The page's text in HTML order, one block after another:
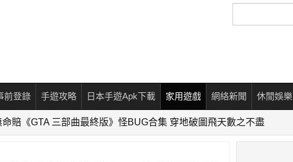
尋
前登錄 手遊攻略 日本手遊Apk下載 家用遊戲 網絡新聞 休閒娛樂
賠《GTA 三部曲最終版》怪BUG合集 穿地破圖飛天數之不盡